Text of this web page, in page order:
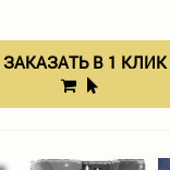
ЗАКАЗАТЬ В 1 КЛИК